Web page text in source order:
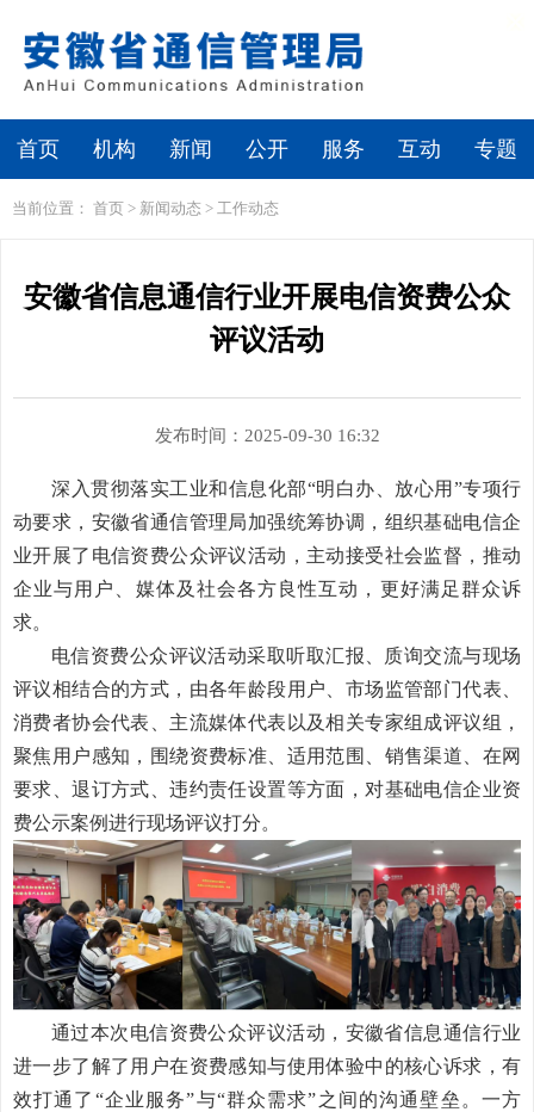
首页 机构 新闻 公开 服务 互动 专题
当前位置： 首页 > 新闻动态 > 工作动态
安徽省信息通信行业开展电信资费公众
评议活动
发布时间：2025-09-30 16:32
深入贯彻落实工业和信息化部“明白办、放心用”专项行
动要求，安徽省通信管理局加强统筹协调，组织基础电信企
业开展了电信资费公众评议活动，主动接受社会监督，推动
企业与用户、媒体及社会各方良性互动，更好满足群众诉
求。
电信资费公众评议活动采取听取汇报、质询交流与现场
评议相结合的方式，由各年龄段用户、市场监管部门代表、
消费者协会代表、主流媒体代表以及相关专家组成评议组，
聚焦用户感知，围绕资费标准、适用范围、销售渠道、在网
要求、退订方式、违约责任设置等方面，对基础电信企业资
费公示案例进行现场评议打分。
通过本次电信资费公众评议活动，安徽省信息通信行业
进一步了解了用户在资费感知与使用体验中的核心诉求，有
效打通了“企业服务”与“群众需求”之间的沟通壁垒。一方